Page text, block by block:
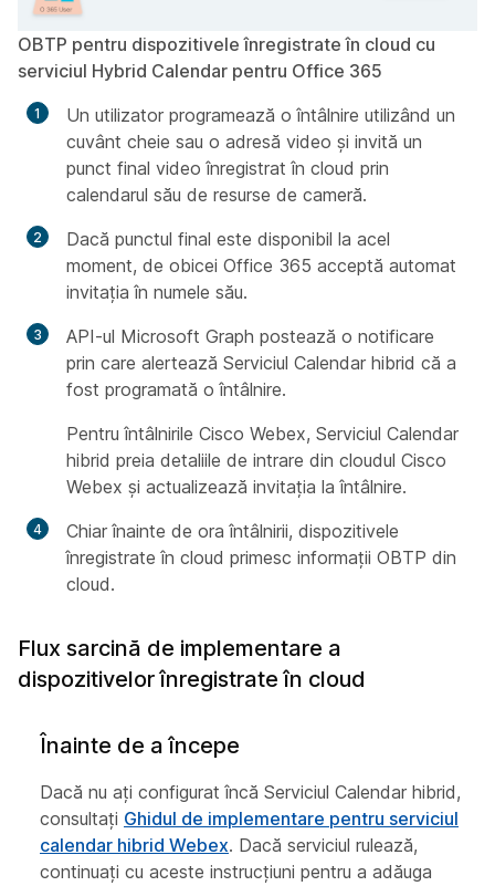
OBTP pentru dispozitivele înregistrate în cloud cu
serviciul Hybrid Calendar pentru Office 365
Un utilizator programează o întâlnire utilizând un
cuvânt cheie sau o adresă video și invită un
punct final video înregistrat în cloud prin
calendarul său de resurse de cameră.
Dacă punctul final este disponibil la acel
moment, de obicei Office 365 acceptă automat
invitația în numele său.
API-ul Microsoft Graph postează o notificare
prin care alertează Serviciul Calendar hibrid că a
fost programată o întâlnire.
Pentru întâlnirile Cisco Webex, Serviciul Calendar
hibrid preia detaliile de intrare din cloudul Cisco
Webex și actualizează invitația la întâlnire.
Chiar înainte de ora întâlnirii, dispozitivele
înregistrate în cloud primesc informații OBTP din
cloud.
Flux sarcină de implementare a
dispozitivelor înregistrate în cloud
Înainte de a începe
Dacă nu ați configurat încă Serviciul Calendar hibrid,
consultați Ghidul de implementare pentru serviciul
calendar hibrid Webex. Dacă serviciul rulează,
continuați cu aceste instrucțiuni pentru a adăuga